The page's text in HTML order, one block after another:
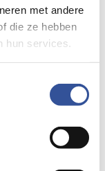
met andere
die ze hebben
hun services.